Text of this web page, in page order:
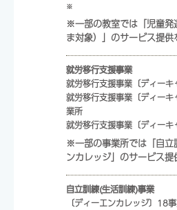
※
※一部の教室では「児童発
ま対象）」のサービス提
就労移行支援事業
就労移行支援事業〔ディーキ
就労移行支援事業〔ディーキ
業所
就労移行支援事業〔ディーキ
※一部の事業所では「自
ンカレッジ」のサービス
自立訓練(生活訓練)事業
〔ディーエンカレッジ〕 18